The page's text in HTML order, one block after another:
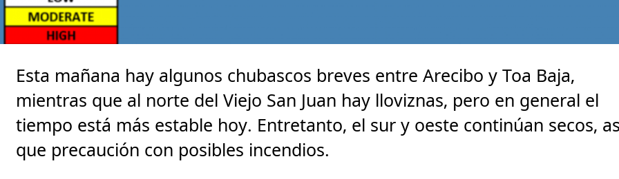
Esta mañana hay algunos chubascos breves entre Arecibo y Toa Baja,
mientras que al norte del Viejo San Juan hay lloviznas, pero en general el
tiempo está más estable hoy. Entretanto, el sur y oeste continúan secos,
que precaución con posibles incendios.